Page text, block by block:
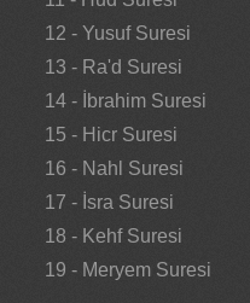
12 - Yusuf Suresi
13 - Ra'd Suresi
14 - İbrahim Suresi
15 - Hicr Suresi
16 - Nahl Suresi
17 - İsra Suresi
18 - Kehf Suresi
19 - Meryem Suresi